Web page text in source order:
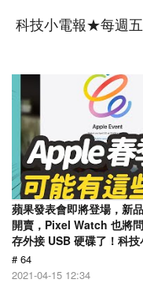
科技小電報★每週
蘋果發表會即將登場，新
開賣，Pixel Watch 也將
存外接 USB 硬碟了！科
# 64
2021-04-15 12:34